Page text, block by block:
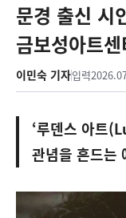
문경 출신 시
금보성아트
이민숙 기자입력
‘루덴스 아트
관념을 흔드는